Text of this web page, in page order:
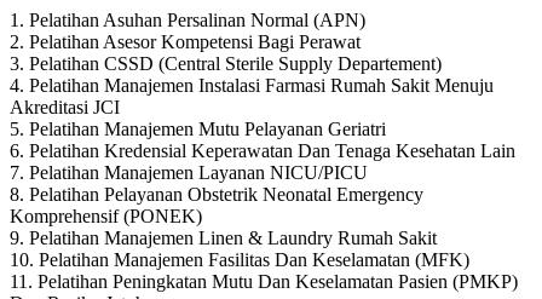
1. Pelatihan Asuhan Persalinan Normal (APN)
2. Pelatihan Asesor Kompetensi Bagi Perawat
3. Pelatihan CSSD (Central Sterile Supply Departement)
4. Pelatihan Manajemen Instalasi Farmasi Rumah Sakit Menuju
Akreditasi JCI
5. Pelatihan Manajemen Mutu Pelayanan Geriatri
6. Pelatihan Kredensial Keperawatan Dan Tenaga Kesehatan Lain
7. Pelatihan Manajemen Layanan NICU/PICU
8. Pelatihan Pelayanan Obstetrik Neonatal Emergency
Komprehensif (PONEK)
9. Pelatihan Manajemen Linen & Laundry Rumah Sakit
10. Pelatihan Manajemen Fasilitas Dan Keselamatan (MFK)
11. Pelatihan Peningkatan Mutu Dan Keselamatan Pasien (PMKP)